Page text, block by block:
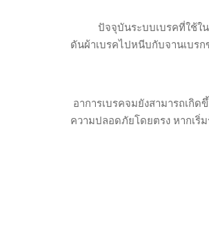
ปัจจุบันระบบเบรคที่ใช้ในมอ
ดันผ้าเบรคไปหนีบกับจานเบร
อาการเบรคจมยังสามารถเกิด
ความปลอดภัยโดยตรง หากเริ่